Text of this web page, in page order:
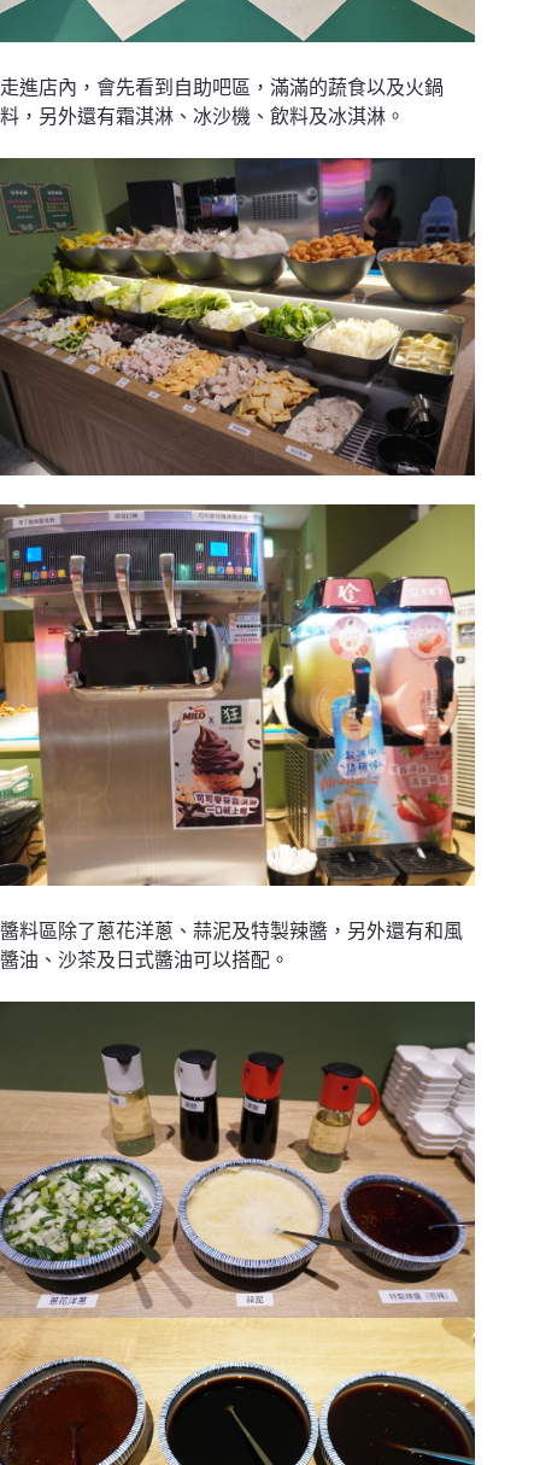
走進店內，會先看到自助吧區，滿滿的蔬食以及火鍋
料，另外還有霜淇淋、冰沙機、飲料及冰淇淋。
醬料區除了蔥花洋蔥、蒜泥及特製辣醬，另外還有和風
醬油、沙茶及日式醬油可以搭配。